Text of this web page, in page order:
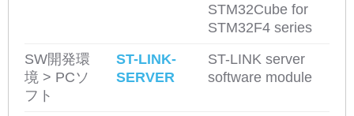
STM32Cube for
STM32F4 series
SW開発環
境 > PCソ
フト
ST-LINK-
SERVER
ST-LINK server
software module